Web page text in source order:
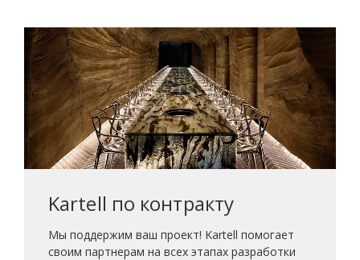
Kartell по контракту
Мы поддержим ваш проект! Kartell помогает
своим партнерам на всех этапах разработки